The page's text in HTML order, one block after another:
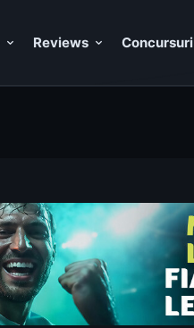
Reviews Concursuri